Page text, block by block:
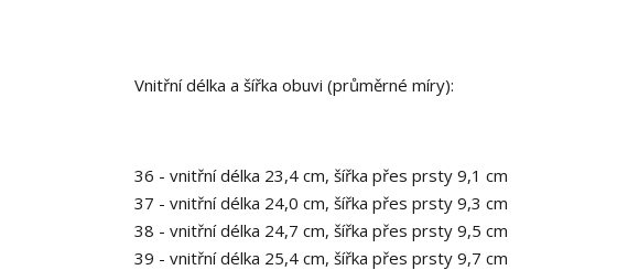
Vnitřní délka a šířka obuvi (průměrné míry):
36 - vnitřní délka 23,4 cm, šířka přes prsty 9,1 cm
37 - vnitřní délka 24,0 cm, šířka přes prsty 9,3 cm
38 - vnitřní délka 24,7 cm, šířka přes prsty 9,5 cm
39 - vnitřní délka 25,4 cm, šířka přes prsty 9,7 cm